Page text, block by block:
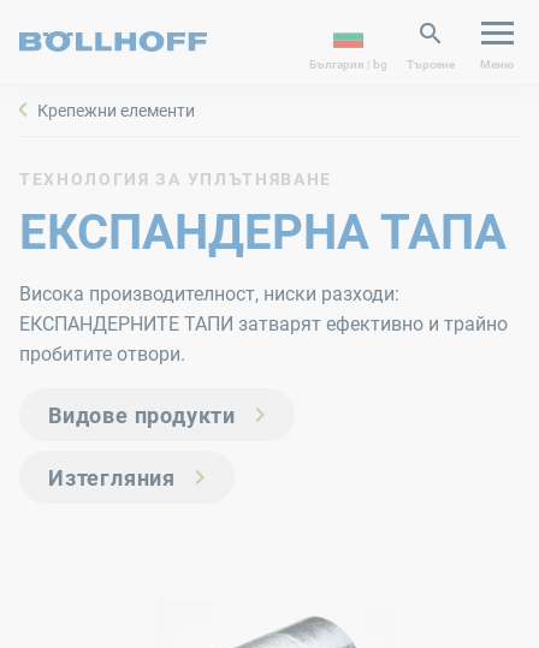
България | bg Търсене Меню
Крепежни елементи
ТЕХНОЛОГИЯ ЗА УПЛЪТНЯВАНЕ
ЕКСПАНДЕРНА ТАПА
Висока производителност, ниски разходи:
ЕКСПАНДЕРНИТЕ ТАПИ затварят ефективно и трайно
пробитите отвори.
Видове продукти
Изтегляния